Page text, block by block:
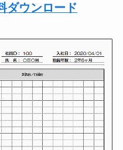
ダウンロード